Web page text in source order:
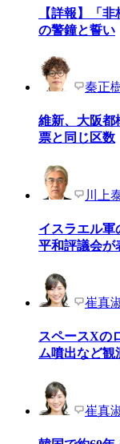
【詳報】「
の警鐘と誓い
秦正
維新、大阪
票と同じ区数
川上
イスラエル
平和評議会が
崔真
スペースXの
ム噴出など観
崔真